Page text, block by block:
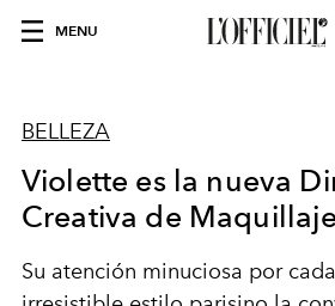
MENU
BELLEZA
Violette es la nueva
Creativa de
Su atención minuciosa por